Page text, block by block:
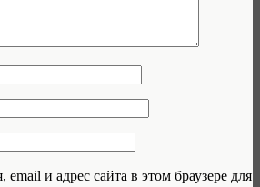
и адрес сайта в этом браузере для